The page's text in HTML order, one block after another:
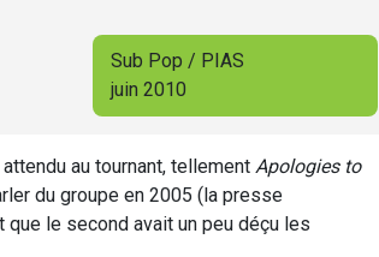
Sub Pop / PIAS
juin 2010
au tournant, tellement Apologies to
du groupe en 2005 (la presse
que le second avait un peu déçu les